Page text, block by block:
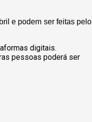
e podem ser feitas pelo
digitais.
pessoas poderá ser